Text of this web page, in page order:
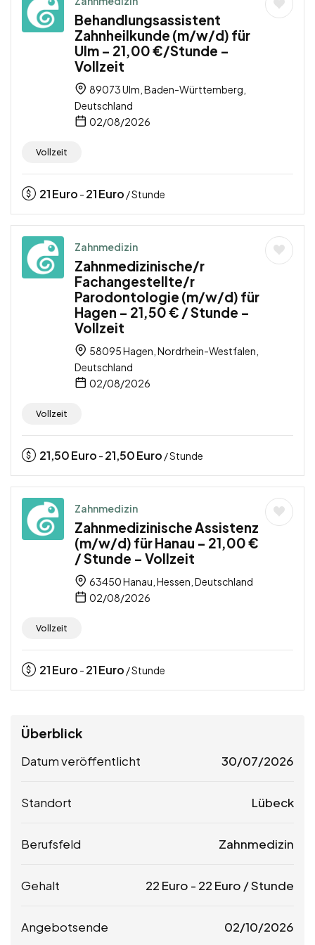
Behandlungsassistent
Zahnheilkunde (m/w/d) für
Ulm – 21,00 €/Stunde –
Vollzeit
89073 Ulm, Baden-Württemberg,
Deutschland
02/08/2026
Vollzeit
21Euro - 21Euro / Stunde
Zahnmedizin
Zahnmedizinische/r
Fachangestellte/r
Parodontologie (m/w/d) für
Hagen – 21,50 € / Stunde –
Vollzeit
58095 Hagen, Nordrhein-Westfalen,
Deutschland
02/08/2026
Vollzeit
21,50Euro - 21,50Euro / Stunde
Zahnmedizin
Zahnmedizinische Assistenz
(m/w/d) für Hanau – 21,00 €
/ Stunde – Vollzeit
63450 Hanau, Hessen, Deutschland
02/08/2026
Vollzeit
21Euro - 21Euro / Stunde
Überblick
Datum veröffentlicht 30/07/2026
Standort Lübeck
Berufsfeld Zahnmedizin
Gehalt 22 Euro - 22 Euro / Stunde
Angebotsende 02/10/2026